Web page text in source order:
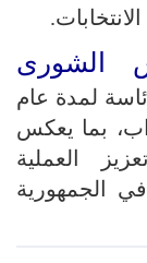
الشورى
لمدة عام
بما يعكس
العملية
في الجمهورية